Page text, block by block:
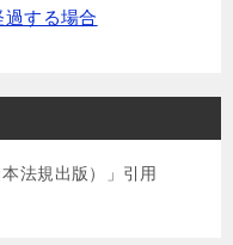
過する場合
法規出版）」引用